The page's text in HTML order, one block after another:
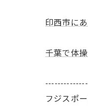
印西市に
千葉で体
フジスポ